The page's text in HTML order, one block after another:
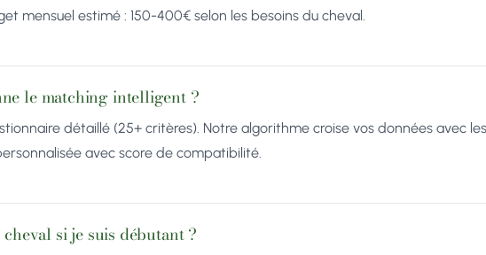
mensuel estimé : 150-400€ selon les besoins du cheval.
le matching intelligent ?
détaillé (25+ critères). Notre algorithme croise vos données avec
avec score de compatibilité.
si je suis débutant ?